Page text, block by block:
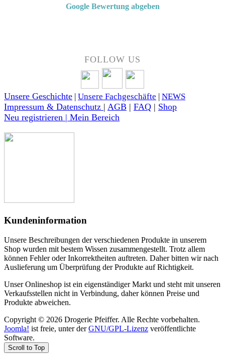
Google Bewertung abgeben
FOLLOW US
Unsere Geschichte Unsere Fachgeschäfte NEWS
Impressum & Datenschutz | AGB | FAQ | Shop
Neu registrieren | Mein Bereich
Kundeninformation
Unsere Beschreibungen der verschiedenen Produkte in unserem
Shop wurden mit bestem Wissen zusammengestellt. Trotz allem
können Fehler oder Inkorrektheiten auftreten. Daher bitten wir nach
Auslieferung um Überprüfung der Produkte auf Richtigkeit.
Unser Onlineshop ist ein eigenständiger Markt und steht mit unseren
Verkaufsstellen nicht in Verbindung, daher können Preise und
Produkte abweichen.
Copyright © 2026 Drogerie Pfeiffer. Alle Rechte vorbehalten.
Joomla! ist freie, unter derGNU/GPL-Lizenz veröffentlichte
Software.
Scroll to Top